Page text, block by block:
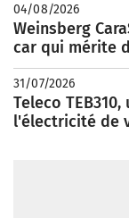
04/08/2026
Weinsberg
car qui mérite
31/07/2026
Teleco
l'électricité de